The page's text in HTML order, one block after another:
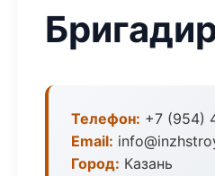
Телефон: +7 (954)
Email:
Город: Казань